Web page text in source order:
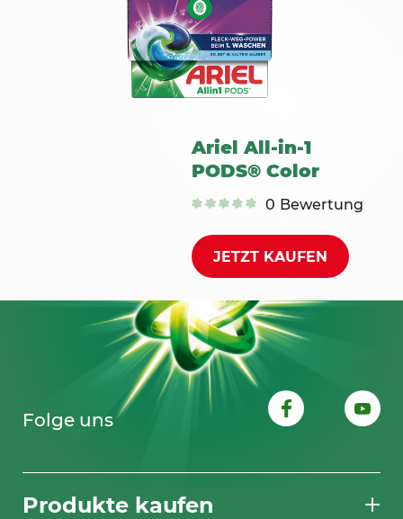
Ariel All-in-1
PODS® Color
0 Bewertung
JETZT KAUFEN
Produkte kaufen
Folge uns